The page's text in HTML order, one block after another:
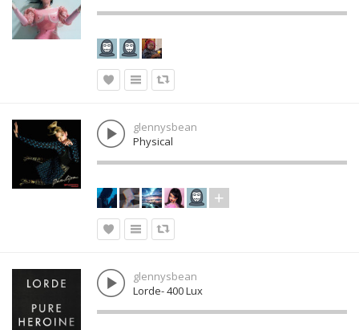
glennysbean
Physical
glennysbean
Lorde- 400 Lux